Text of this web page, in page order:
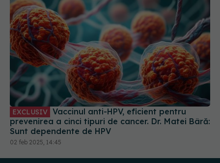
EXCLUSIV
prevenirea a cinci tipuri de cancer. Dr. Matei Bâră:
Sunt dependente de HPV
02 feb 2025, 14:45